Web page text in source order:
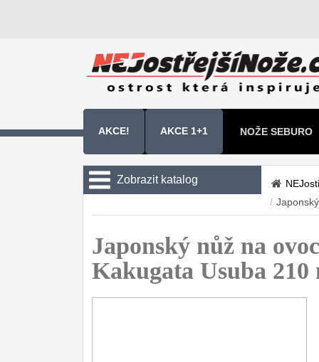
AKCE! AKCE 1+1 NOŽE SEBURO
Zobrazit katalog
Sady kuchyňských nožů
Šéfkuchařské nože
Univerzální nože 50
/
Japonský nůž na
Kakugata Usuba 210